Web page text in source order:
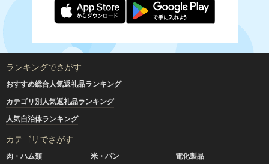
ランキングでさがす
おすすめ総合人気返礼品ランキング
カテゴリ別人気返礼品ランキング
人気自治体ランキング
カテゴリでさがす
肉・ハム類 米・パン
電化製品